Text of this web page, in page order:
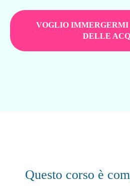
VOGLIO
DELLE
Questo corso è